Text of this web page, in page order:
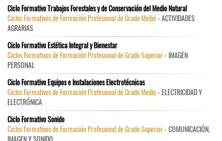
Ciclo Formativo Trabajos Forestales y de Conservación del Medio Natural
Ciclos Formativos de Formación Profesional de Grado Medio- ACTIVIDADES
AGRARIAS
Ciclo Formativo Estética Integral y Bienestar
Ciclos Formativos de Formación Profesional de Grado Superior- IMAGEN
PERSONAL
Ciclo Formativo Equipos e Instalaciones Electrotécnicas
Ciclos Formativos de Formación Profesional de Grado Medio- ELECTRICIDAD Y
ELECTRÓNICA
Ciclo Formativo Sonido
Ciclos Formativos de Formación Profesional de Grado Superior- COMUNICACIÓN,